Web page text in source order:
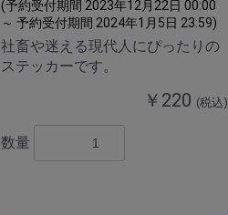
(予約受付期間 2023年12月22日 00:00
～ 予約受付期間 2024年1月5日 23:59)
社畜や迷える現代人にぴったりの
ステッカーです。
￥220 (税込)
数量